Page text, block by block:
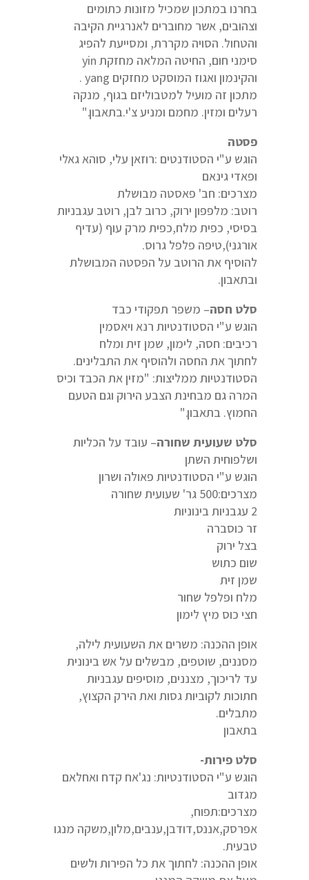
בחרנו במתכון שמכיל מזונות כתומים
וצהובים, אשר מחוברים לאנרגיית הקיבה
והטחול. הסויה מקררת, ומסייעת להפיג
סימני חום, החיטה המלאה מחזקת yin
והקינמון ואגוז המוסקט מחזקים yang .
מתכון זה מועיל למטבוליזם בגוף, מנקה
רעלים ומזין. מחמם ומניע צ'י.בתאבון."
פסטה
הוגש ע"י הסטודנטים :רוזאן עלי, סוהא גאלי
ופאדי גינאם
מצרכים: חב' פאסטה מבושלת
רוטב: מלפפון ירוק, כרוב לבן, רוטב עגבניות
בסיסי, כפית מלח,כפית מרק עוף (עדיף
אורגני),טיפה פלפל גרוס.
להוסיף את הרוטב על הפסטה המבושלת
ובתאבון.
סלט חסה– משפר תפקודי כבד
הוגש ע"י הסטודנטיות רנא ויאסמין
רכיבים: חסה, לימון, שמן זית ומלח
לחתוך את החסה ולהוסיף את התבלינים.
הסטודנטיות ממליצות: "מזין את הכבד וכיס
המרה גם מבחינת הצבע הירוק וגם הטעם
החמוץ. בתאבון."
סלט שעועית שחורה– עובד על הכליות
ושלפוחית השתן
הוגש ע"י הסטודנטיות פאולה ושרון
מצרכים:500 גר' שעועית שחורה
2 עגבניות בינוניות
זר כוסברה
בצל ירוק
שום כתוש
שמן זית
מלח ופלפל שחור
חצי כוס מיץ לימון
אופן ההכנה: משרים את השעועית לילה,
מסננים, שוטפים, מבשלים על אש בינונית
עד לריכוך, מצננים, מוסיפים עגבניות
חתוכות לקוביות גסות ואת הירק הקצוץ,
מתבלים.
בתאבון
סלט פירות-
הוגש ע"י הסטודנטיות: נג'אח קדח ואחלאם
מגדוב
מצרכים:תפוח,
אפרסק,אננס,דודבן,ענבים,מלון,משקה מנגו
טבעית.
אופן ההכנה: לחתוך את כל הפירות ולשים